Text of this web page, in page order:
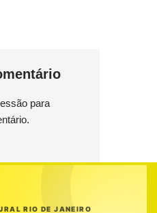
para
RIO DE JANEIRO